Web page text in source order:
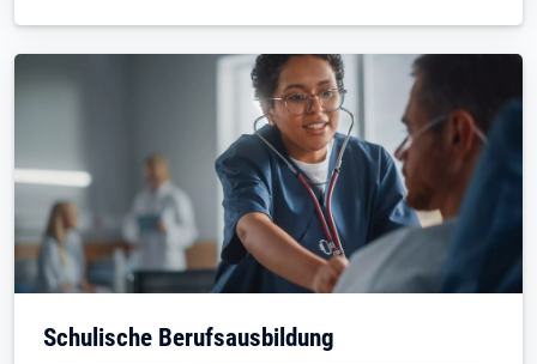
Schulische Berufsausbildung